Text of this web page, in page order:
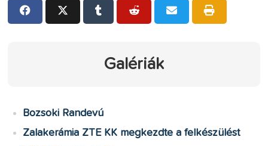
Galériák
Bozsoki Randevú
Zalakerámia ZTE KK megkezdte a felkészülést